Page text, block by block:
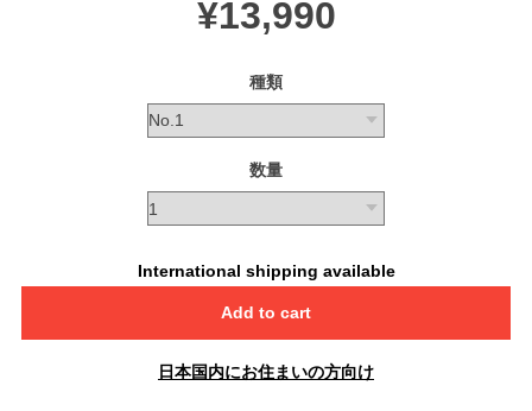
¥13,990
種類
数量
International shipping available
Add to cart
日本国内にお住まいの方向け